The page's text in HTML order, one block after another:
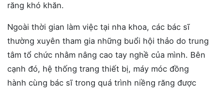
răng khó khăn.
Ngoài thời gian làm việc tại nha khoa, các bác sĩ
thường xuyên tham gia những buổi hội thảo do trung
tâm tổ chức nhằm nâng cao tay nghề của mình. Bên
cạnh đó, hệ thống trang thiết bị, máy móc đồng
hành cùng bác sĩ trong quá trình niềng răng được